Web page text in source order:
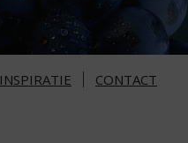
INSPIRATIE CONTACT